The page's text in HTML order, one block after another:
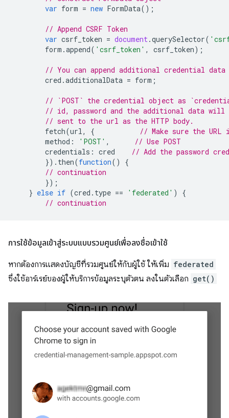
var form = new FormData();
// Append CSRF Token
var csrf_token = document.querySelector(
form .append( 'csrf_token' , csrf_token);
// You can append additional credential
cred .additionalData = form ;
// `POST` the credential object as
// id, password and the additional data will
// sent to the url as the HTTP body.
fetch(url, {
// Make sure the URL
method : 'POST' ,
// Use POST
credentials : cred
// Add the password
}). then(function()
{
// continuation
});
} else if (cred . type == 'federated' )
{
// continuation
การใช้ข้อมูลเข้าสู่ระบบแบบรวมศูนย์เพื่อลงชื่อเข้าใช้
หากต้องการแสดงบัญชีที่รวมศูนย์ให้กับผู้ใช้ ให้เพิ่ม federated
ซึ่งใช้อาร์เรย์ของผู้ให้บริการข้อมูลระบุตัวตน ลงในตัวเลือก get()